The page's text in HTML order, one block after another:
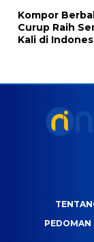
Kompor
Curup Raih
Kali di
PEDOMAN